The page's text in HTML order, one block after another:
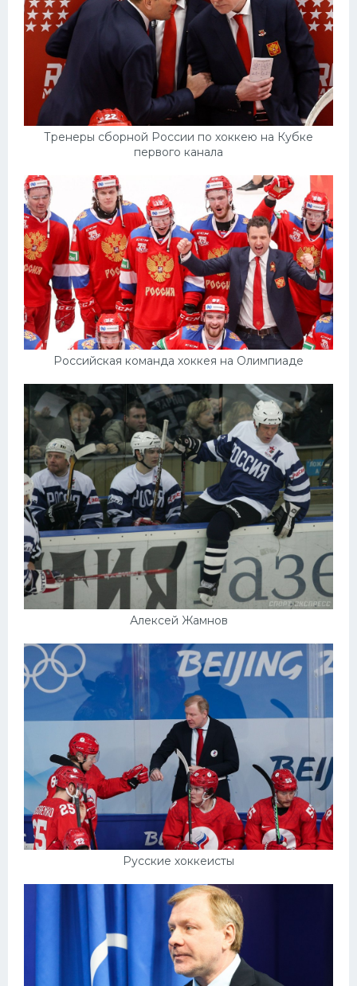
Тренеры сборной России по хоккею на Кубке
первого канала
Российская команда хоккея на Олимпиаде
Алексей Жамнов
Русские хоккеисты